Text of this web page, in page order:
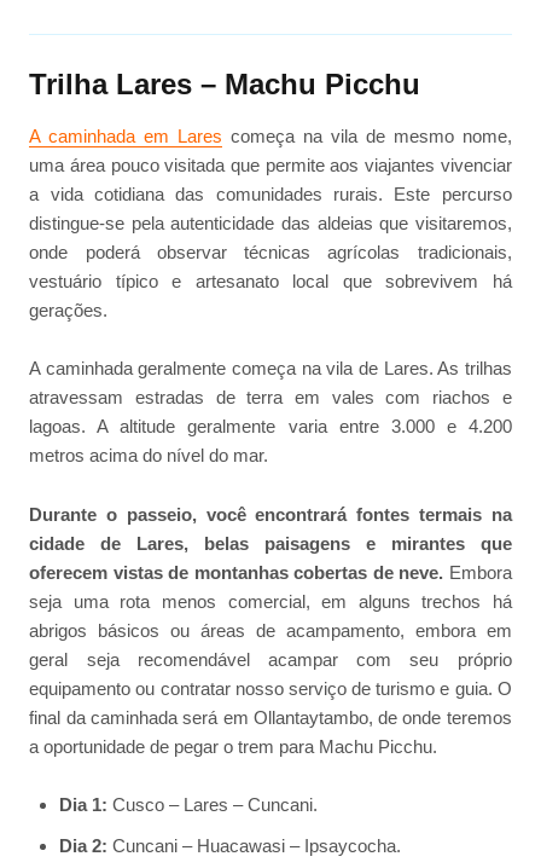
Trilha Lares – Machu Picchu
A caminhada em Lares começa na vila de mesmo nome,
uma área pouco visitada que permite aos viajantes vivenciar
a vida cotidiana das comunidades rurais. Este percurso
distingue-se pela autenticidade das aldeias que visitaremos,
onde poderá observar técnicas agrícolas tradicionais,
vestuário típico e artesanato local que sobrevivem há
gerações.
A caminhada geralmente começa na vila de Lares. As trilhas
atravessam estradas de terra em vales com riachos e
lagoas. A altitude geralmente varia entre 3.000 e 4.200
metros acima do nível do mar.
Durante o passeio, você encontrará fontes termais na
cidade de Lares, belas paisagens e mirantes que
oferecem vistas de montanhas cobertas de neve. Embora
seja uma rota menos comercial, em alguns trechos há
abrigos básicos ou áreas de acampamento, embora em
geral seja recomendável acampar com seu próprio
equipamento ou contratar nosso serviço de turismo e guia. O
final da caminhada será em Ollantaytambo, de onde teremos
a oportunidade de pegar o trem para Machu Picchu.
Dia 1: Cusco – Lares – Cuncani.
Dia 2: Cuncani – Huacawasi – Ipsaycocha.